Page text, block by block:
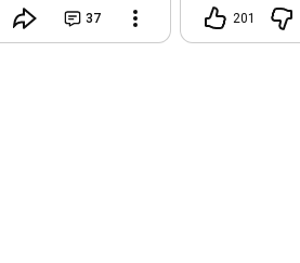
37
月間力を入
致します！
201